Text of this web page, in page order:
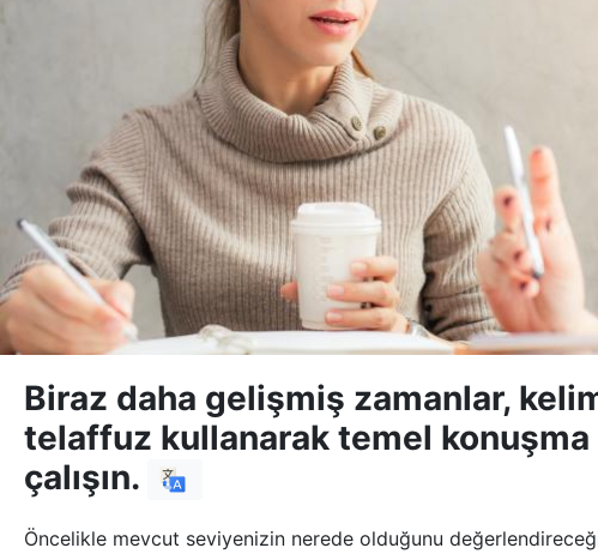
Biraz daha gelişmiş zamanlar,
telaffuz kullanarak temel
çalışın.
Öncelikle mevcut seviyenizin nerede olduğunu